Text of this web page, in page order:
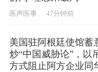
医声医事 47分钟前
美国驻阿根廷使馆蓄
炒“中国威胁论”，以
方式阻止阿方企业同